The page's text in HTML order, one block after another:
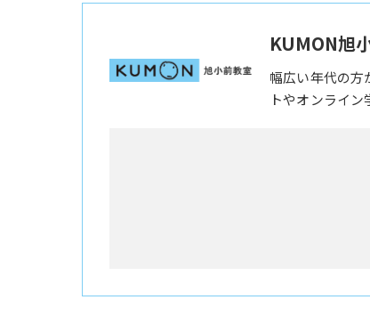
KUMON旭
幅広い年代の方
トやオンライ